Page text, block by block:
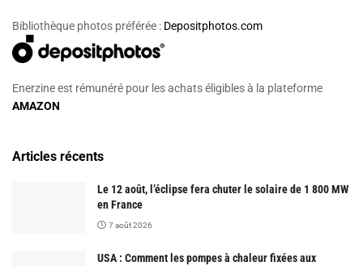
Bibliothèque photos préférée : Depositphotos.com
Enerzine est rémunéré pour les achats éligibles à la plateforme
AMAZON
Articles récents
Le 12 août, l’éclipse fera chuter le solaire de 1 800 MW
en France
7 août 2026
USA : Comment les pompes à chaleur fixées aux